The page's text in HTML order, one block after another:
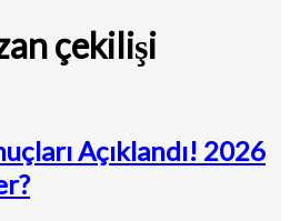
çekilişi
Açıklandı! 2026